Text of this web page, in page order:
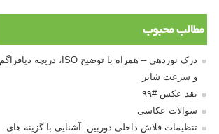
مطالب محبوب
درک نوردهی – همراه با توضیح ISO، دریچه دیافراگم
و سرعت شاتر
نقد عکس #۹۹
سوالات عکاسی
تنظیمات فلاش داخلی دوربین: آشنایی با گزینه های